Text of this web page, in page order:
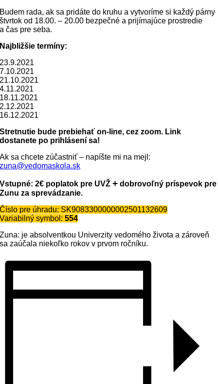
Budem rada, ak sa pridáte do kruhu a vytvoríme si každý párny
štvrtok od 18.00. – 20.00 bezpečné a prijímajúce prostredie
a čas pre seba.
Najbližšie termíny:
23.9.2021
7.10.2021
21.10.2021
4.11.2021
18.11.2021
2.12.2021
16.12.2021
Stretnutie bude prebiehať on-line, cez zoom. Link
dostanete po prihlásení sa!
Ak sa chcete zúčastniť – napíšte mi na mejl:
zuna@vedomaskola.sk
Vstupné: 2€ poplatok pre UVŽ+ dobrovoľný príspevok pre
Zunu za sprevádzanie.
Číslo pre úhradu: SK9083300000002501132609
Variabilný symbol:554
Zuna: je absolventkou Univerzity vedomého života a zároveň
sa zaúčala niekoľko rokov v prvom ročníku.